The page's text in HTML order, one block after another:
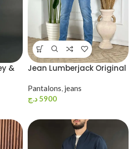
&
Jean Lumberjack Original
Pantalons, jeans
5900د.ج